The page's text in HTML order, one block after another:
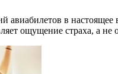
авиабилетов в
ощущение страха, а не